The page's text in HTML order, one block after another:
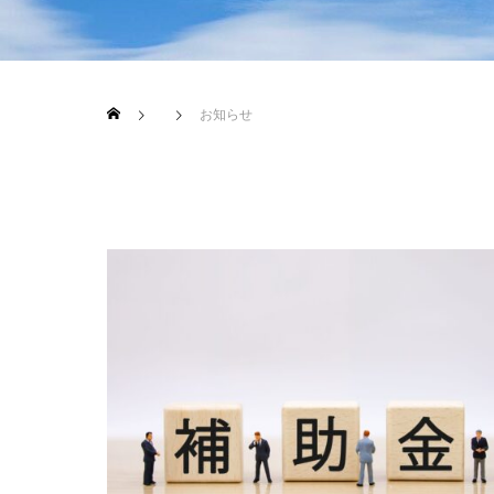
ブログ ブログ
お知らせ